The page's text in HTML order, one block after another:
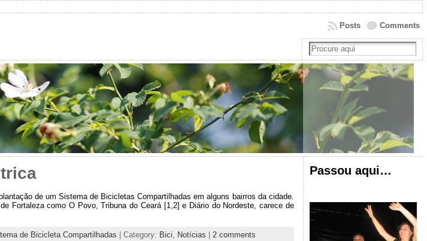
Comments
Posts
de um Sistema de Bicicletas Compartilhadas em alguns bairros da cidade.
Fortaleza como O Povo, Tribuna do Ceará [1,2] e Diário do Nordeste, carece de
de Bicicleta Compartilhadas | Category: Bici, Notícias | 2 comments
Passou aqui…